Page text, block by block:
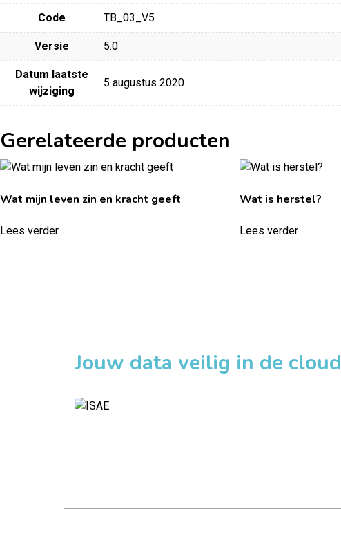
Code TB_03_V5
Versie 5.0
Datum laatste
wijziging
5 augustus 2020
Gerelateerde producten
Wat mijn leven zin en kracht geeft
Lees verder
Wat is herstel?
Lees verder
Jouw data veilig in de cloud